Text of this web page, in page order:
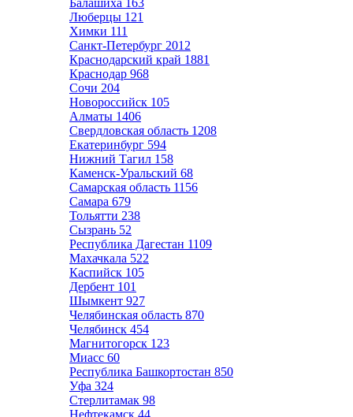
Балашиха 163
Люберцы 121
Химки 111
Санкт-Петербург 2012
Краснодарский край 1881
Краснодар 968
Сочи 204
Новороссийск 105
Алматы 1406
Свердловская область 1208
Екатеринбург 594
Нижний Тагил 158
Каменск-Уральский 68
Самарская область 1156
Самара 679
Тольятти 238
Сызрань 52
Республика Дагестан 1109
Махачкала 522
Каспийск 105
Дербент 101
Шымкент 927
Челябинская область 870
Челябинск 454
Магнитогорск 123
Миасс 60
Республика Башкортостан 850
Уфа 324
Стерлитамак 98
Нефтекамск 44